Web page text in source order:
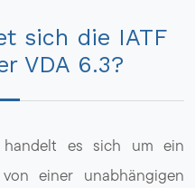
sich die IATF
VDA 6.3?
es sich um ein
einer unabhängigen